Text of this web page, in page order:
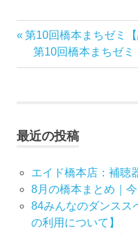
投
稿
ビ
ー
シ
前
の
記
第10回橋本まちゼミ【
次
の
第10回橋本まちゼミ
最近の投稿
エイド橋本店：補聴
8月の橋本まとめ｜
84みんなのダンスス
の利用について】